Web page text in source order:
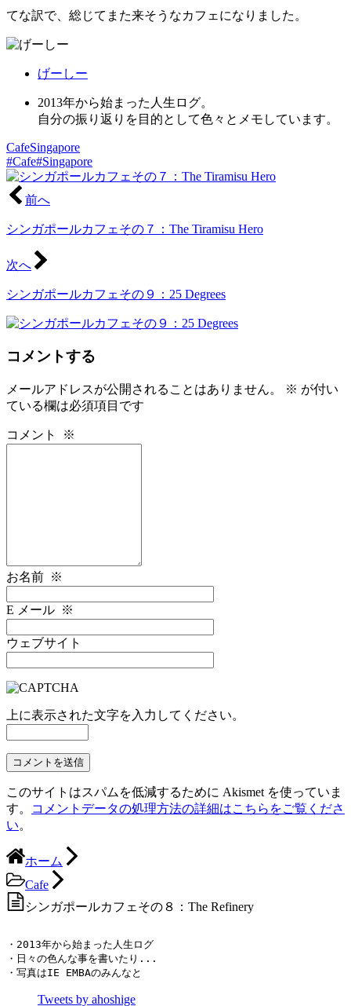
てな訳で、総じてまた来そうなカフェになりました。
げーしー
2013年から始まった人生ログ。
自分の振り返りを目的として色々とメモしています。
CafeSingapore
#Cafe#Singapore
前へ
シンガポールカフェその７：The Tiramisu Hero
次へ
シンガポールカフェその９：25 Degrees
コメントする
メールアドレスが公開されることはありません。 ※ が付い
ている欄は必須項目です
コメント ※
お名前 ※
E メール ※
ウェブサイト
上に表示された文字を入力してください。
このサイトはスパムを低減するために Akismet を使っていま
す。
コメントデータの処理方法の詳細はこちらをご覧くださ
い。
ホーム
Cafe
シンガポールカフェその８：The Refinery
・2013年から始まった人生ログ
・日々の色んな事を書いたり...
・写真はIE EMBAのみんなと
Tweets by ahoshige